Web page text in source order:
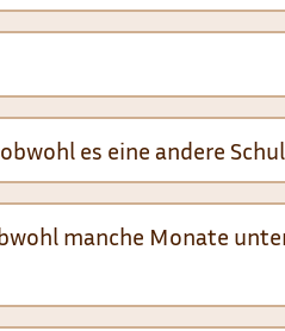
es eine andere
manche Monate